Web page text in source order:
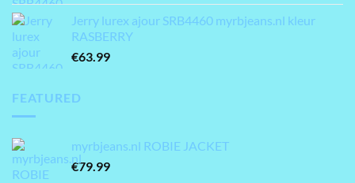
Jerry lurex ajour SRB4460 myrbjeans.nl kleur
RASBERRY
€63.99
FEATURED
myrbjeans.nl ROBIE JACKET
€79.99